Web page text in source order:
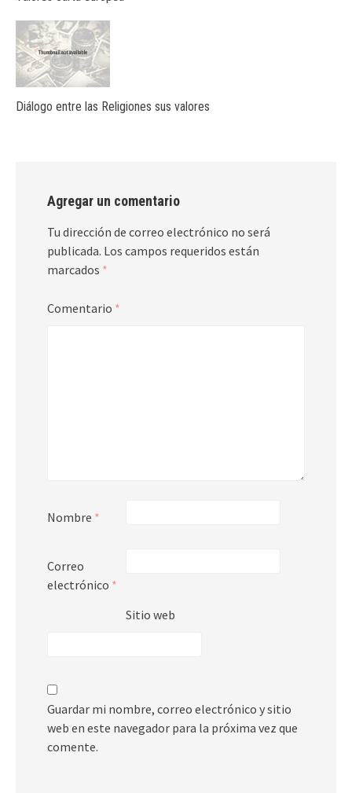
Diálogo entre las Religiones sus valores
Agregar un comentario
Tu dirección de correo electrónico no será
publicada. Los campos requeridos están
marcados *
Comentario *
Nombre *
Correo
electrónico *
Sitio web
Guardar mi nombre, correo electrónico y sitio
web en este navegador para la próxima vez que
comente.